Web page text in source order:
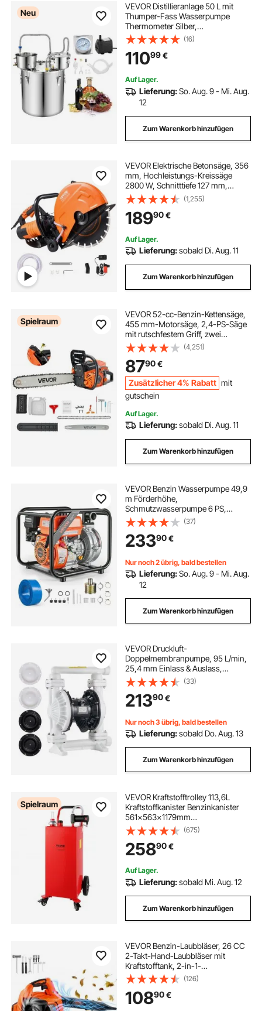
Neu
VEVOR Distillieranlage 50 L mit
Thumper-Fass Wasserpumpe
Thermometer Silber,
Destillationsset mit Doppelskala-
Thermometer für Whisky, Wein und
Brandy, Destillierer-Heimbrauset für
Hobby und Küche
(16)
11099€
Auf Lager.
Lieferung:So. Aug. 9 - Mi. Aug.
12
Zum Warenkorb hinzufügen
VEVOR Elektrische Betonsäge, 356
mm, Hochleistungs-Kreissäge
2800 W, Schnitttiefe 127 mm,
Nass-/Trocken-Scheibensäge mit
Wasserrohr, Wasserpumpe,
Sägeblatt, für Stein und Ziegel
(1,255)
18990€
Auf Lager.
Lieferung:sobald Di. Aug. 11
Zum Warenkorb hinzufügen
Spielraum
VEVOR 52-cc-Benzin-Kettensäge,
455 mm-Motorsäge, 2,4-PS-Säge
mit rutschfestem Griff, zwei
Kraftstofftanks und Not-Aus-
Funktion, max.11800 U/min, zum
Holzfällen, Baumbeschneiden und
Roden
(4,251)
8790€
Zusätzlicher 4% Rabatt mit
gutschein
Auf Lager.
Lieferung:sobald Di. Aug. 11
Zum Warenkorb hinzufügen
VEVOR Benzin Wasserpumpe 49,9
m Förderhöhe,
Schmutzwasserpumpe 6 PS,
Tragbare Motorpumpe,
Benzinmotor mit 762 cm
Auslassschlauch,
Gusseisenlaufrad, Gartenpumpe für
Bewässerung, Teiche & Pools
(37)
23390€
Nur noch 2 übrig, bald bestellen
Lieferung:So. Aug. 9 - Mi. Aug.
12
Zum Warenkorb hinzufügen
VEVOR Druckluft-
Doppelmembranpumpe, 95 L/min,
25,4 mm Einlass & Auslass,
pneumatische Altöl-
Transferpumpe, max. 100 PSI,
Polypropylengehäuse, luftbetrieben
für Diesel, Fett, Kerosin, Benzin & Öl
(33)
21390€
Nur noch 3 übrig, bald bestellen
Lieferung:sobald Do. Aug. 13
Zum Warenkorb hinzufügen
Spielraum
VEVOR Kraftstofftrolley 113,6L
Kraftstoffkanister Benzinkanister
561x563x1179mm
Gaskraftstofftankbehälter
23,5L/min Max. Durchfluss
Ersatzkanister Benzintank Geeignet
für Diesel Schmieröl Benzin
(675)
25890€
Auf Lager.
Lieferung:sobald Mi. Aug. 12
Zum Warenkorb hinzufügen
VEVOR Benzin-Laubbläser, 26 CC
2-Takt-Hand-Laubbläser mit
Kraftstofftank, 2-in-1-
Benzingebläse, 425 CFM
Luftvolumen, 156 MPH
Geschwindigkeit, ideal für
Rasenpflege, Laubreinigung und
(126)
10890€